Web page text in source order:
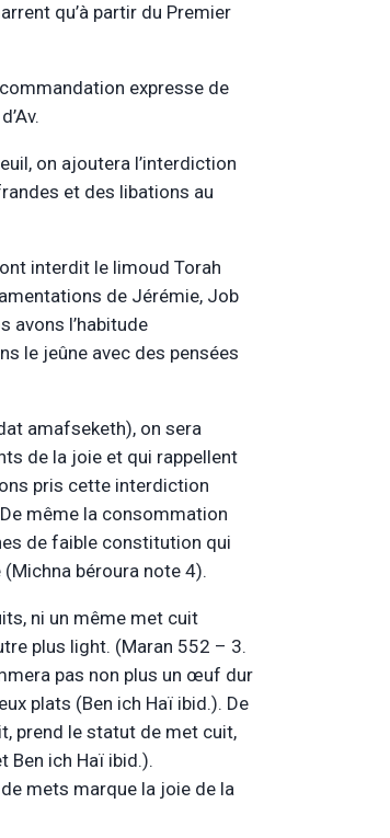
qu’à partir du Premier
expresse de
on ajoutera l’interdiction
et des libations au
interdit le limoud Torah
de Jérémie, Job
avons l’habitude
le jeûne avec des pensées
amafseketh), on sera
de la joie et qui rappellent
pris cette interdiction
même la consommation
de faible constitution qui
béroura note 4).
ni un même met cuit
plus light. (Maran 552 – 3.
pas non plus un œuf dur
plats (Ben ich Haï ibid.). De
prend le statut de met cuit,
Ben ich Haï ibid.).
mets marque la joie de la